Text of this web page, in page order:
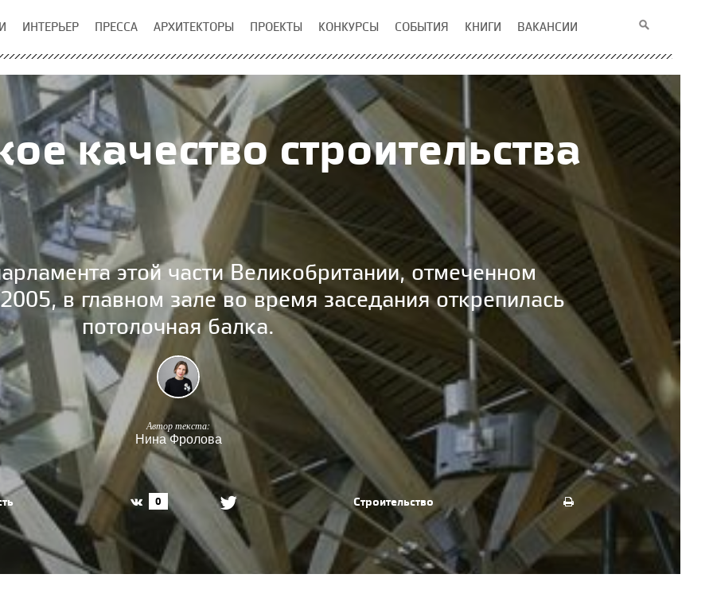
ИНТЕРЬЕР ПРЕССА АРХИТЕКТОРЫ ПРОЕКТЫ КОНКУРСЫ СОБЫТИЯ КНИГИ ВАКАНСИИ
качество строительства
этой части Великобритании, отмеченном
в главном зале во время заседания открепилась
потолочная балка.
Автор текста:
Нина Фролова
0 Строительство